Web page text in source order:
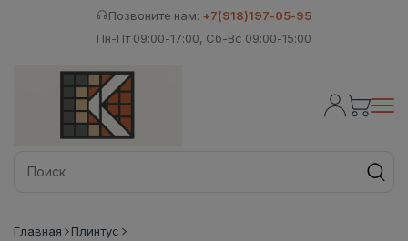
Позвоните нам: +7(918)197-05-95
Пн-Пт 09:00-17:00, Сб-Вс 09:00-15:00
Главная
Плинтус